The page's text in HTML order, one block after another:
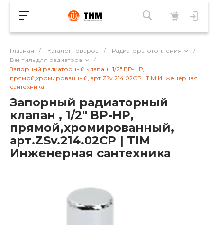
Главная / Каталог товаров / Радиаторы отопления
/
Вентиль для радиатора
/
Запорный радиаторный клапан , 1/2" ВР-НР,
прямой,хромированный, арт.ZSv.214.02CP | TIM Инженерная
сантехника
Запорный радиаторный
клапан , 1/2" ВР-НР,
прямой,хромированный,
арт.ZSv.214.02CP | TIM
Инженерная сантехника